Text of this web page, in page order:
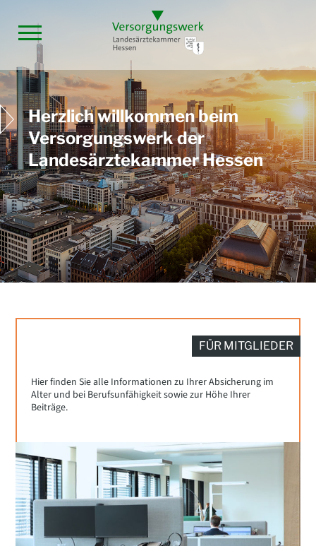
Herzlich willkommen beim
Versorgungswerk der
Landesärztekammer Hessen
FÜR MITGLIEDER
Hier finden Sie alle Informationen zu Ihrer Absicherung im
Alter und bei Berufsunfähigkeit sowie zur Höhe Ihrer
Beiträge.